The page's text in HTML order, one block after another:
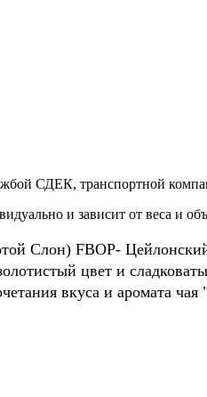
СДЕК, транспортной
и зависит от веса и
Слон) FBOP-
цвет и
вкуса и аромата